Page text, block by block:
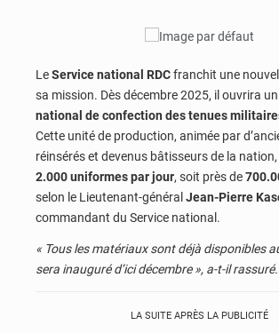
LeService national RDCfranchit une
sa mission. Dès décembre 2025, il ouvrira un
national de confection des tenues
Cette unité de production, animée par
réinsérés et devenus bâtisseurs de la
2.000 uniformes par jour, soit près de
selon le Lieutenant-général Jean-Pierre
commandant du Service national.
« Tous les matériaux sont déjà disponibles
sera inauguré d’ici décembre », a-t-il rassuré.
LA SUITE APRÈS LA PUBLICITÉ